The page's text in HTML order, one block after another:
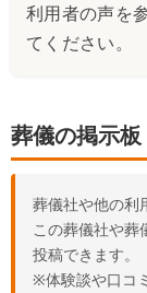
利用者の声を
てください。
葬儀の掲示板
葬儀社や他の利
この葬儀社や葬
投稿できます。
※体験談や口コ